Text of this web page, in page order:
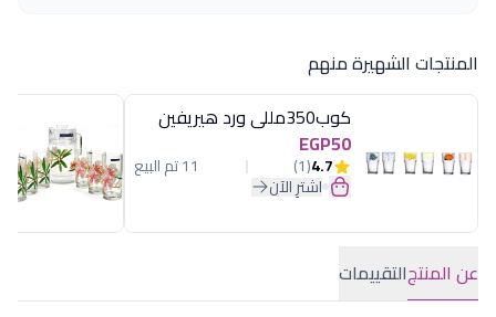
المنتجات الشهيرة منهم
كوب350مللى ورد هيريفين
EGP50
4.7
(1) 11 تم البيع
اشترِ الآن
عن المنتجالتقييمات